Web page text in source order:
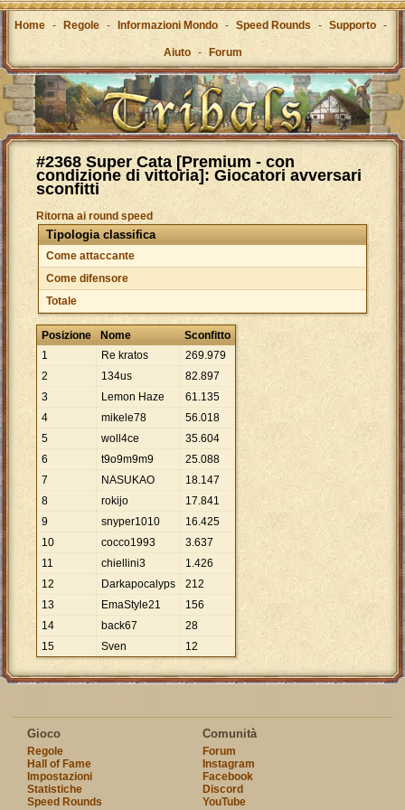
Home - Regole - Informazioni Mondo - Speed Rounds - Supporto -
Aiuto - Forum
#2368 Super Cata [Premium - con
condizione di vittoria]: Giocatori avversari
sconfitti
Ritorna ai round speed
Tipologia classifica
Come attaccante
Come difensore
Totale
Posizione Nome
Sconfitto
1
Re kratos 269.979
2
134us 82.897
3
Lemon Haze 61.135
4
mikele78 56.018
5
woll4ce 35.604
6
t9o9m9m9 25.088
7
NASUKAO 18.147
8
rokijo 17.841
9
snyper1010 16.425
10
cocco1993 3.637
11
chiellini3 1.426
12
Darkapocalyps
212
13
EmaStyle21
156
14
back67
28
15
Sven 12
Gioco
Regole
Hall of Fame
Impostazioni
Statistiche
Speed Rounds
Comunità
Forum
Instagram
Facebook
Discord
YouTube